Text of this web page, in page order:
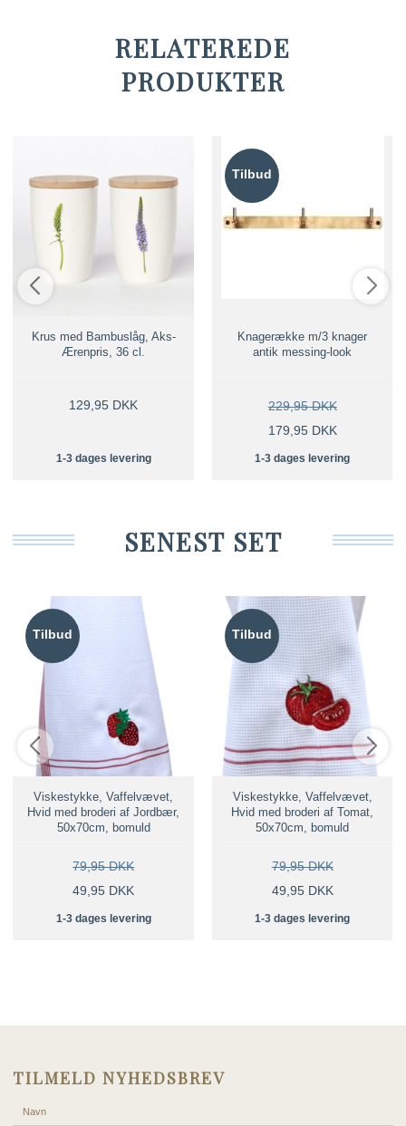
RELATEREDE
PRODUKTER
Krus med Bambuslåg, Aks-
Ærenpris, 36 cl.
129,95 DKK
1-3 dages levering
Tilbud
Knagerække m/3 knager
antik messing-look
229,95 DKK
179,95 DKK
1-3 dages levering
SENEST SET
Tilbud
Viskestykke, Vaffelvævet,
Hvid med broderi af Jordbær,
50x70cm, bomuld
79,95 DKK
49,95 DKK
1-3 dages levering
Tilbud
Viskestykke, Vaffelvævet,
Hvid med broderi af Tomat,
50x70cm, bomuld
79,95 DKK
49,95 DKK
1-3 dages levering
TILMELD NYHEDSBREV